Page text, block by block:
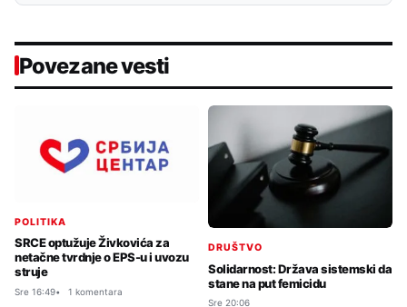
Povezane vesti
POLITIKA
SRCE optužuje Živkovića za
netačne tvrdnje o EPS-u i uvozu
struje
Sre 16:49 1 komentara
DRUŠTVO
Solidarnost: Država sistemski da
stane na put femicidu
Sre 20:06